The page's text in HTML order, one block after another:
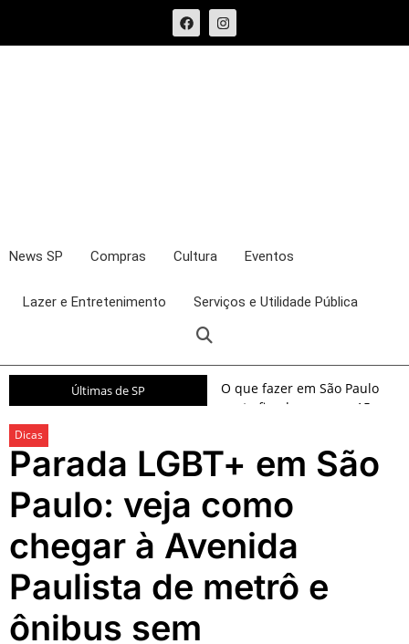
News SP Compras Cultura Eventos
Lazer e Entretenimento Serviços e Utilidade Pública
Últimas de SP
O que fazer em São Paulo
neste fim de semana: 15
dias 8 e 9 de agosto de 2026
100ª Festa da Achiropita
pedaço da Itália durante
agosto de 2026
O que fazer em São Paulo
em agosto de 2026: festas
italianas, eventos,
exposições, parques e
Dicas
Parada LGBT+ em São
Paulo: veja como
chegar à Avenida
Paulista de metrô e
ônibus sem